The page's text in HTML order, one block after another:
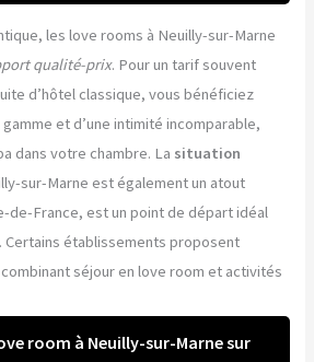
les love rooms à Neuilly-sur-Marne
qualité-prix. Pour un tarif souvent
d’hôtel classique, vous bénéficiez
et d’une intimité incomparable,
dans votre chambre. La situation
sur-Marne est également un atout
de-France, est un point de départ idéal
Certains établissements proposent
séjour en love room et activités
room à Neuilly-sur-Marne sur